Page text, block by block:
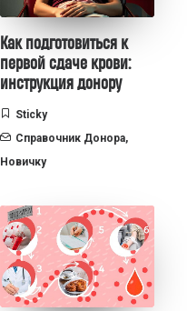
Как подготовиться к
первой сдаче крови:
инструкция донору
Sticky
Справочник Донора,
Новичку